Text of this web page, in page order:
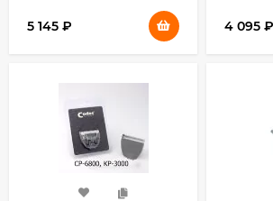
5 145 ₽ 4 095 ₽